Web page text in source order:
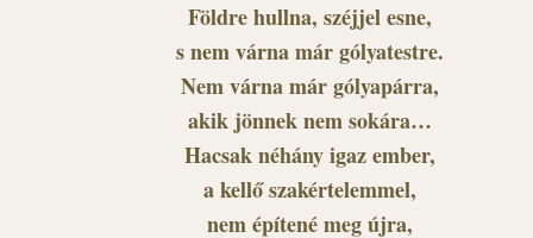
Földre hullna, széjjel esne,
s nem várna már gólyatestre.
Nem várna már gólyapárra,
akik jönnek nem sokára…
Hacsak néhány igaz ember,
a kellő szakértelemmel,
nem építené meg újra,